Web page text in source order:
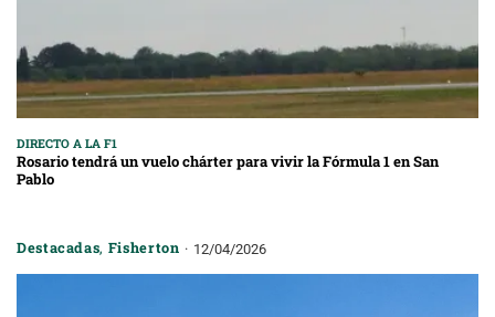
DIRECTO A LA F1
Rosario tendrá un vuelo chárter para vivir la Fórmula 1 en San
Pablo
Destacadas, Fisherton 12/04/2026